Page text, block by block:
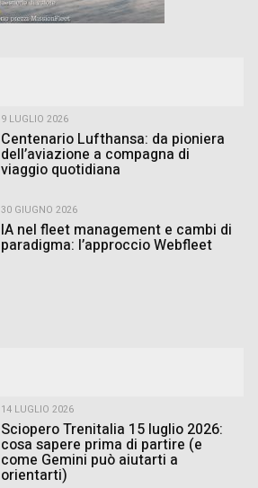
9 LUGLIO 2026
Centenario Lufthansa: da pioniera
dell’aviazione a compagna di
viaggio quotidiana
30 GIUGNO 2026
IA nel fleet management e cambi di
paradigma: l’approccio Webfleet
14 LUGLIO 2026
Sciopero Trenitalia 15 luglio 2026:
cosa sapere prima di partire (e
come Gemini può aiutarti a
orientarti)